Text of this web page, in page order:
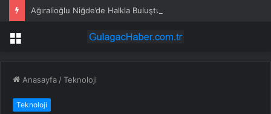
Ağıralioğlu Niğde’de Halkla Buluştu
Menü
Anasayfa /Teknoloji
Teknoloji